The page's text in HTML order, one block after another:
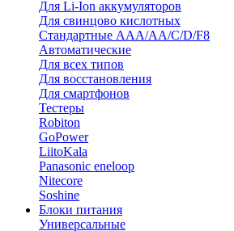
Для Li-Ion аккумуляторов
Для свинцово кислотных
Стандартные ААА/АА/С/D/F8
Автоматические
Для всех типов
Для восстановления
Для смартфонов
Тестеры
Robiton
GoPower
LiitoKala
Panasonic eneloop
Nitecore
Soshine
Блоки питания
Универсальные